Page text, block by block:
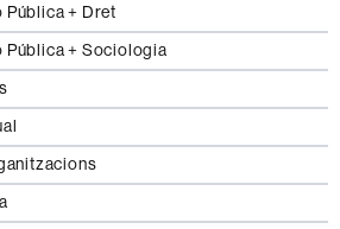
Pública + Dret
Pública + Sociologia